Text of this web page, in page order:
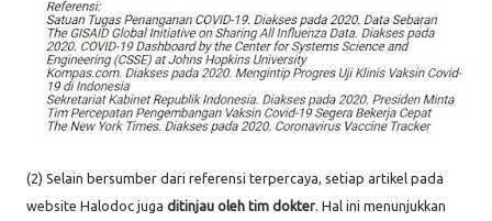
(2) Selain bersumber dari referensi terpercaya, setiap artikel pada
website Halodoc juga ditinjau oleh tim dokter . Hal ini menunjukkan